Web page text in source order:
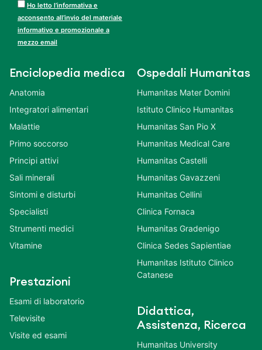
Ho letto l’informativa e
acconsento all’invio del materiale
informativo e promozionale a
mezzo email
Enciclopedia medica
Anatomia
Integratori alimentari
Malattie
Primo soccorso
Principi attivi
Sali minerali
Sintomi e disturbi
Specialisti
Strumenti medici
Vitamine
Prestazioni
Esami di laboratorio
Televisite
Visite ed esami
Ospedali Humanitas
Humanitas Mater Domini
Istituto Clinico Humanitas
Humanitas San Pio X
Humanitas Medical Care
Humanitas Castelli
Humanitas Gavazzeni
Humanitas Cellini
Clinica Fornaca
Humanitas Gradenigo
Clinica Sedes Sapientiae
Humanitas Istituto Clinico
Catanese
Didattica,
Assistenza, Ricerca
Humanitas University